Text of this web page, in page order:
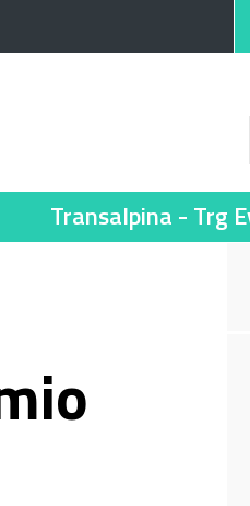
Transalpina - Trg